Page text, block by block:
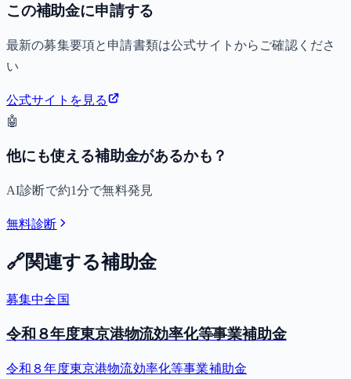
この補助金に申請する
最新の募集要項と申請書類は公式サイトからご確認くださ
い
公式サイトを見る
🤖
他にも使える補助金があるかも？
AI診断で約1分で無料発見
無料診断
🔗関連する補助金
募集中全国
令和８年度東京港物流効率化等事業補助金
令和８年度東京港物流効率化等事業補助金